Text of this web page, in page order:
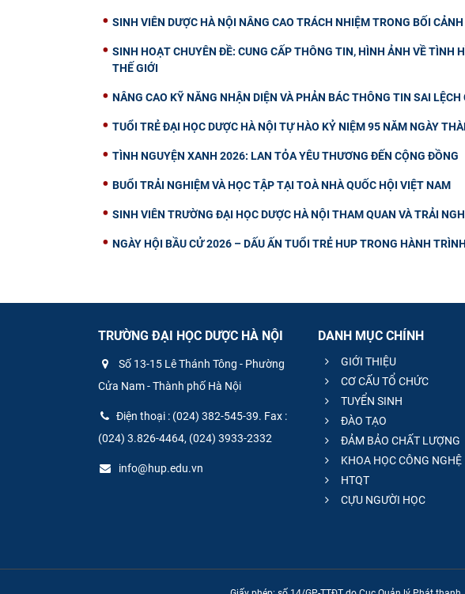
SINH VIÊN DƯỢC HÀ NỘI NÂNG CAO TRÁCH NHIỆM TRONG BỐI
SINH HOẠT CHUYÊN ĐỀ: CUNG CẤP THÔNG TIN, HÌNH ẢNH VỀ TÌNH
THẾ GIỚI
NÂNG CAO KỸ NĂNG NHẬN DIỆN VÀ PHẢN BÁC THÔNG TIN SAI LỆCH
TUỔI TRẺ ĐẠI HỌC DƯỢC HÀ NỘI TỰ HÀO KỶ NIỆM 95 NĂM NGÀY
TÌNH NGUYỆN XANH 2026: LAN TỎA YÊU THƯƠNG ĐẾN CỘNG ĐỒNG
BUỔI TRẢI NGHIỆM VÀ HỌC TẬP TẠI TOÀ NHÀ QUỐC HỘI VIỆT NAM
SINH VIÊN TRƯỜNG ĐẠI HỌC DƯỢC HÀ NỘI THAM QUAN VÀ TRẢI
NGÀY HỘI BẦU CỬ 2026 – DẤU ẤN TUỔI TRẺ HUP TRONG HÀNH
TRƯỜNG ĐẠI HỌC DƯỢC HÀ NỘI
Số 13-15 Lê Thánh Tông - Phường
Cửa Nam - Thành phố Hà Nội
Điện thoại : (024) 382-545-39. Fax :
(024) 3.826-4464, (024) 3933-2332
info@hup.edu.vn
DANH MỤC CHÍNH
GIỚI THIỆU
CƠ CẤU TỔ CHỨC
TUYỂN SINH
ĐÀO TẠO
ĐẢM BẢO CHẤT LƯỢNG
KHOA HỌC CÔNG NGHỆ
HTQT
CỰU NGƯỜI HỌC